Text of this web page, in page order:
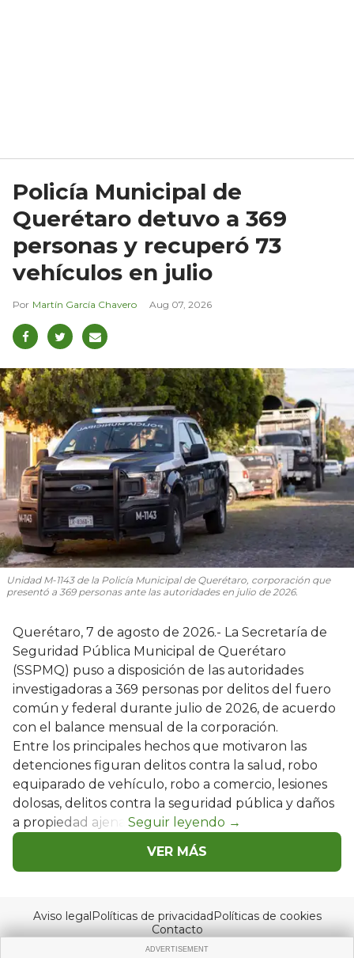
Policía Municipal de
Querétaro detuvo a 369
personas y recuperó 73
vehículos en julio
Martín García Chavero Aug 07, 2026
Unidad M-1143 de la Policía Municipal de Querétaro, corporación que
presentó a 369 personas ante las autoridades en julio de 2026.
Querétaro, 7 de agosto de 2026.- La Secretaría de
Seguridad Pública Municipal de Querétaro
(SSPMQ) puso a disposición de las autoridades
investigadoras a 369 personas por delitos del fuero
común y federal durante julio de 2026, de acuerdo
con el balance mensual de la corporación.
Entre los principales hechos que motivaron las
detenciones figuran delitos contra la salud, robo
equiparado de vehículo, robo a comercio, lesiones
dolosas, delitos contra la seguridad pública y daños
a propiedad ajena.
VER MÁS
Aviso legalPolíticas de privacidadPolíticas de cookies
Contacto